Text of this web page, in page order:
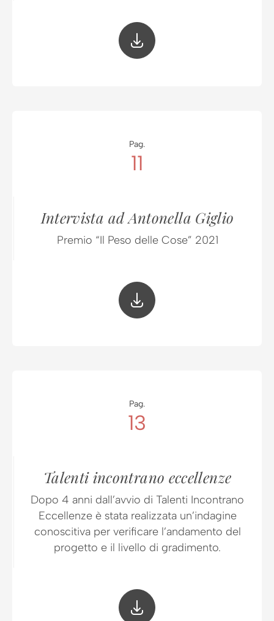
Pag.
11
Intervista ad Antonella Giglio
Premio “Il Peso delle Cose” 2021
Pag.
13
Talenti incontrano eccellenze
Dopo 4 anni dall’avvio di Talenti Incontrano
Eccellenze è stata realizzata un’indagine
conoscitiva per verificare l’andamento del
progetto e il livello di gradimento.